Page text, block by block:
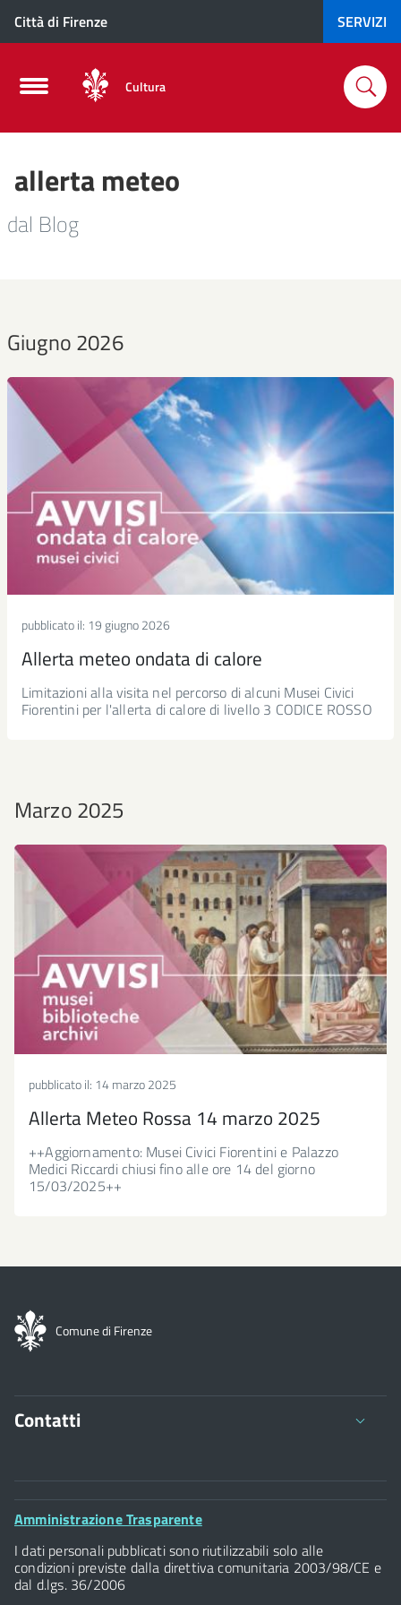
Città di Firenze SERVIZI
Cultura
allerta meteo
dal Blog
Giugno 2026
pubblicato il: 19 giugno 2026
Allerta meteo ondata di calore
Limitazioni alla visita nel percorso di alcuni Musei Civici
Fiorentini per l'allerta di calore di livello 3 CODICE ROSSO
Marzo 2025
pubblicato il: 14 marzo 2025
Allerta Meteo Rossa 14 marzo 2025
++Aggiornamento: Musei Civici Fiorentini e Palazzo
Medici Riccardi chiusi fino alle ore 14 del giorno
15/03/2025++
Comune di Firenze
Contatti
Comune di Firenze
Palazzo Vecchio
Piazza della Signoria - 50122, Firenze
P.IVA 01307110484
Footer
Amministrazione Trasparente
I dati personali pubblicati sono riutilizzabili solo alle
condizioni previste dalla direttiva comunitaria 2003/98/CE e
dal d.lgs. 36/2006